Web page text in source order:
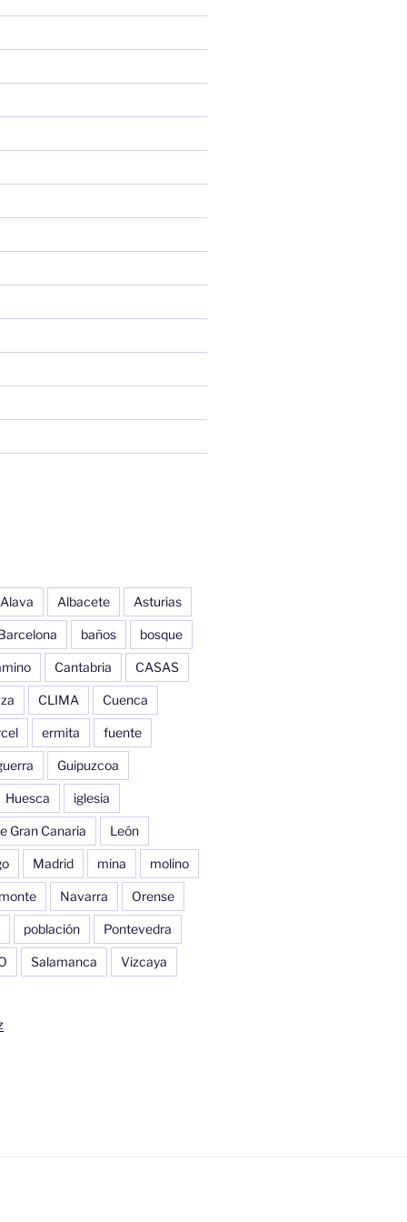
Alava Albacete Asturias
baños bosque
Cantabria CASAS
CLIMA Cuenca
ermita fuente
Guipuzcoa
Huesca iglesia
Gran Canaria León
Madrid mina molino
monte Navarra Orense
población Pontevedra
Salamanca Vizcaya